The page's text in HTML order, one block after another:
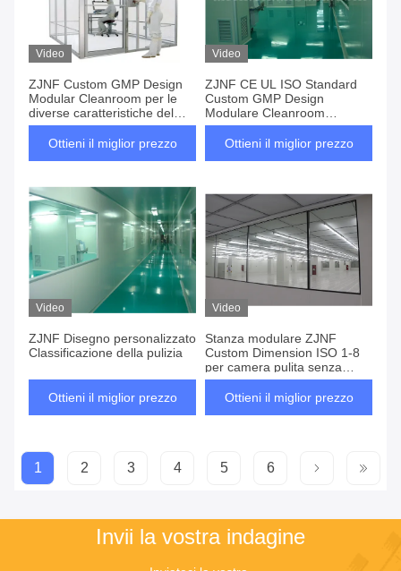
Video
ZJNF Custom GMP Design
Modular Cleanroom per le
diverse caratteristiche del
prodotto
Ottieni il miglior prezzo
Video
ZJNF CE UL ISO Standard
Custom GMP Design
Modulare Cleanroom
Progetto
Ottieni il miglior prezzo
Video
ZJNF Disegno personalizzato
Classificazione della pulizia
Ottieni il miglior prezzo
Video
Stanza modulare ZJNF
Custom Dimension ISO 1-8
per camera pulita senza
polvere con certificati GMP
Standard CE UL
Ottieni il miglior prezzo
1 2 3 4 5 6
Invii la vostra indagine